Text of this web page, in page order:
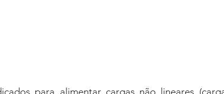
para alimentar cargas não lineares